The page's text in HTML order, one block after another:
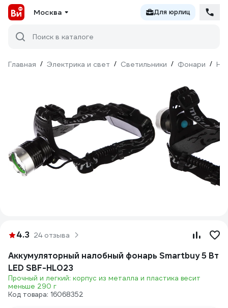
Москва Для юрлиц
Поиск в каталоге
Главная / Электрика и свет / Светильники / Фонари /
4.3 24 отзыва
Аккумуляторный налобный фонарь Smartbuy 5 Вт
LED SBF-HL023
Прочный и легкий: корпус из металла и пластика весит
меньше 290 г
Код товара: 16068352